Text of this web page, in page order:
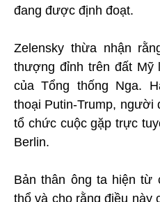
đang được định đoạt.
Zelensky thừa nhận
thượng đỉnh trên đất Mỹ
của Tổng thống Nga.
thoại Putin-Trump, người
tổ chức cuộc gặp trực
Berlin.
Bản thân ông ta hiện từ
thổ và cho rằng điều này